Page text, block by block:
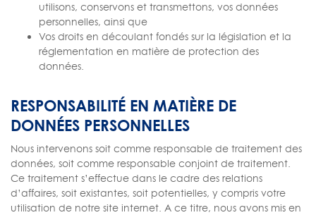
utilisons, conservons et transmettons, vos données
personnelles, ainsi que
Vos droits en découlant fondés sur la législation et la
réglementation en matière de protection des
données.
RESPONSABILITÉ EN MATIÈRE DE
DONNÉES PERSONNELLES
Nous intervenons soit comme responsable de traitement des
données, soit comme responsable conjoint de traitement.
Ce traitement s’effectue dans le cadre des relations
d’affaires, soit existantes, soit potentielles, y compris votre
utilisation de notre site internet. A ce titre, nous avons mis en